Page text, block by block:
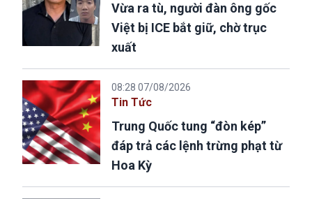
Vừa ra tù, người đàn ông gốc
Việt bị ICE bắt giữ, chờ trục
xuất
08:28 07/08/2026
Tin Tức
Trung Quốc tung “đòn kép”
đáp trả các lệnh trừng phạt từ
Hoa Kỳ